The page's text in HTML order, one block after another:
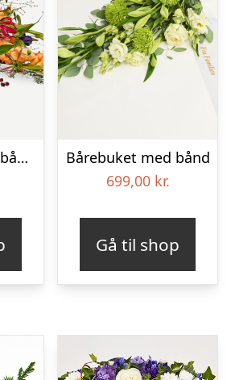
Bårebuket med bånd – Et farverigt farvel
Bårebuket med bånd
699,00 kr.
Gå til shop